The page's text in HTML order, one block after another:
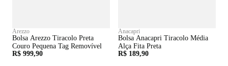
Arezzo
Bolsa Arezzo Tiracolo Preta
Couro Pequena Tag Removível
R$ 999,90
Anacapri
Bolsa Anacapri Tiracolo Média
Alça Fita Preta
R$ 189,90